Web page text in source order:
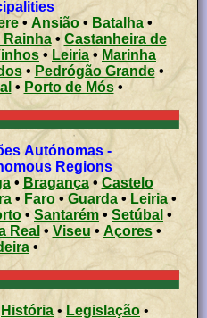
• Ansião• Batalha•
Rainha• Castanheira de
• Leiria • Marinha
• Pedrógão Grande•
• Porto de Mós•
Autónomas -
Regions
• Bragança•Castelo
• Faro• Guarda• Leiria•
• Santarém • Setúbal •
Real • Viseu • Açores•
•
História • Legislação •